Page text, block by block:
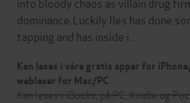
dominance.Luckily Iles has done
tapping and has inside i…
Kan leses i våre gratis apper for
webleser for Mac/PC
Kan leses i iBooks, på PC, Kindle og